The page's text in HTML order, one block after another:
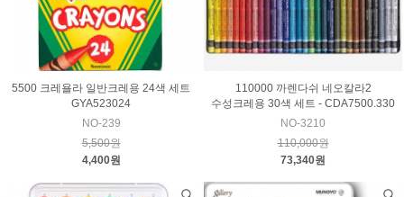
5500 크레욜라 일반크레용 24색 세트
GYA523024
NO-239
5,500원
4,400원
110000 까렌다쉬 네오칼라2
수성크레용 30색 세트 - CDA7500.330
NO-3210
110,000원
73,340원